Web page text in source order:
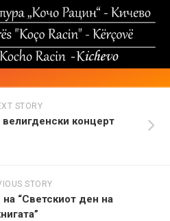
STORY
концерт
STORY
“Светскиот ден на